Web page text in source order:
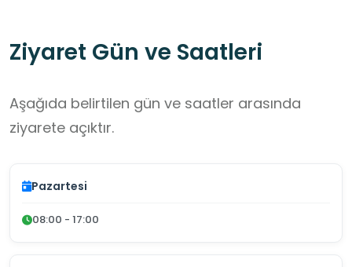
sayesinde öğrenciler, din hizmetlerinin nasıl
Ziyaret Gün ve Saatleri
Aşağıda belirtilen gün ve saatler arasında
ziyarete açıktır.
Pazartesi
08:00 - 17:00